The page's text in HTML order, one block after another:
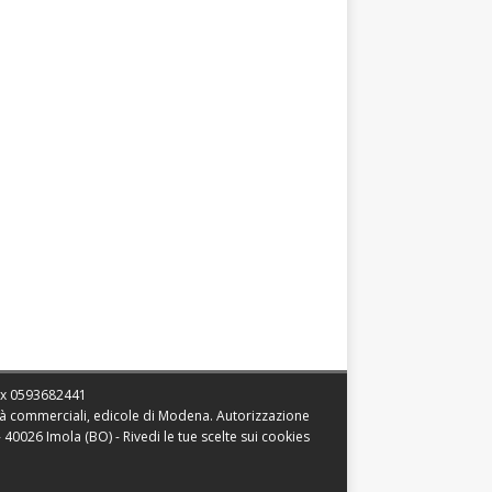
0593682441
commerciali, edicole di Modena. Autorizzazione
Imola (BO) - Rivedi le tue scelte sui cookies